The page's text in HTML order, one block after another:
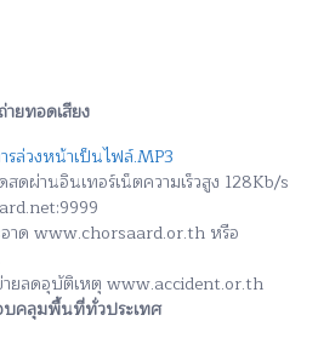
ยทอดเสียง
รล่วงหน้าเป็นไฟล์.MP3
ผ่านอินเทอร์เน็ตความเร็วสูง 128Kb/s
าด www.chorsaard.or.th หรือ
ายลดอุบัติเหตุ www.accident.or.th
อบคลุมพื้นที่ทั่วประเทศ